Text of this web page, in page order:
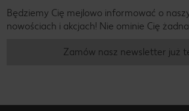
Będziemy Cię mejlowo informować o
nowościach i akcjach! Nie ominie Cię
Zamów nasz newsletter już